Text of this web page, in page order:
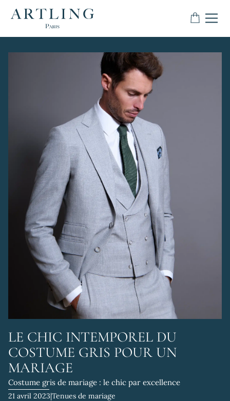
LE CHIC INTEMPOREL DU
COSTUME GRIS POUR UN
MARIAGE
Costume gris de mariage : le chic par excellence
21 avril 2023|Tenues de mariage